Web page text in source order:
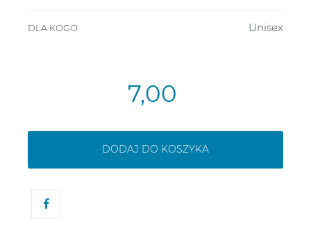
DLA KOGO Unisex
7,00
DODAJ DO KOSZYKA